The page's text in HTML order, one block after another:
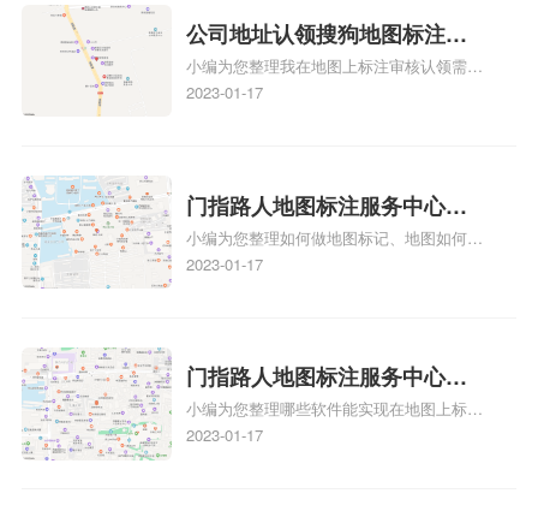
图标注服务中心面的存在。对于一些客户来
说，实体指路人地
公司地址认领搜狗地图标注多
久审核？公司地址认领地图标
注多久审核？
小编为您整理我在地图上标注审核认领需要
多久、我在地图上标注审核认领需要多久
情可查看下方正文！
2023-01-17
门指路人地图标注服务中心如
何做花小猪打车地图位置标
记？门指路人地图标注服务中
小编为您整理如何做地图标记、地图如何做
标记、so搜街景中如何做标记、360e启花贷
关地图标注知识，详情可查看下方正文！
2023-01-17
门指路人地图标注服务中心地
图位置地址标记？门指路人地
图标注服务中心苹果地图位置
小编为您整理哪些软件能实现在地图上标记
门指路人地图标注服务中心位置、门指路人
2023-01-17